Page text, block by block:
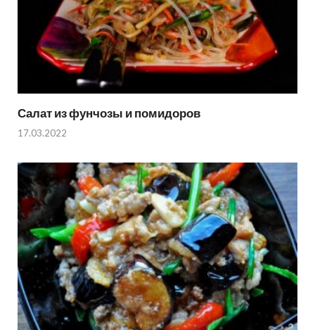
Салат из фунчозы и помидоров
17.03.2022